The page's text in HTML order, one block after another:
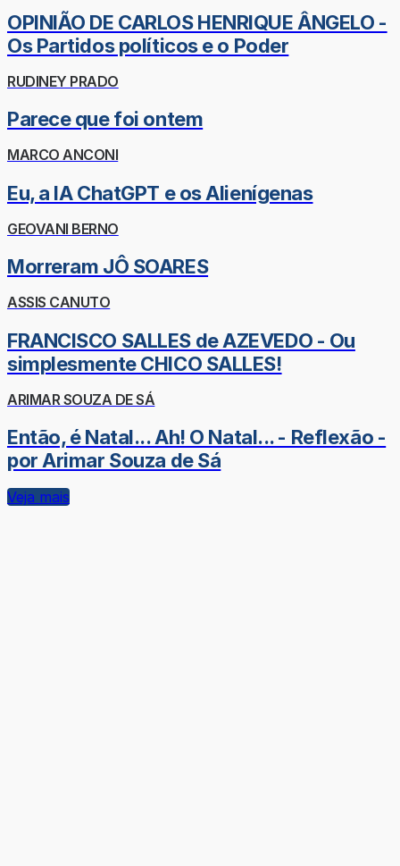
OPINIÃO DE CARLOS HENRIQUE ÂNGELO -
Os Partidos políticos e o Poder
RUDINEY PRADO
Parece que foi ontem
MARCO ANCONI
Eu, a IA ChatGPT e os Alienígenas
GEOVANI BERNO
Morreram JÔ SOARES
ASSIS CANUTO
FRANCISCO SALLES de AZEVEDO - Ou
simplesmente CHICO SALLES!
ARIMAR SOUZA DE SÁ
Então, é Natal... Ah! O Natal... - Reflexão -
por Arimar Souza de Sá
Veja mais